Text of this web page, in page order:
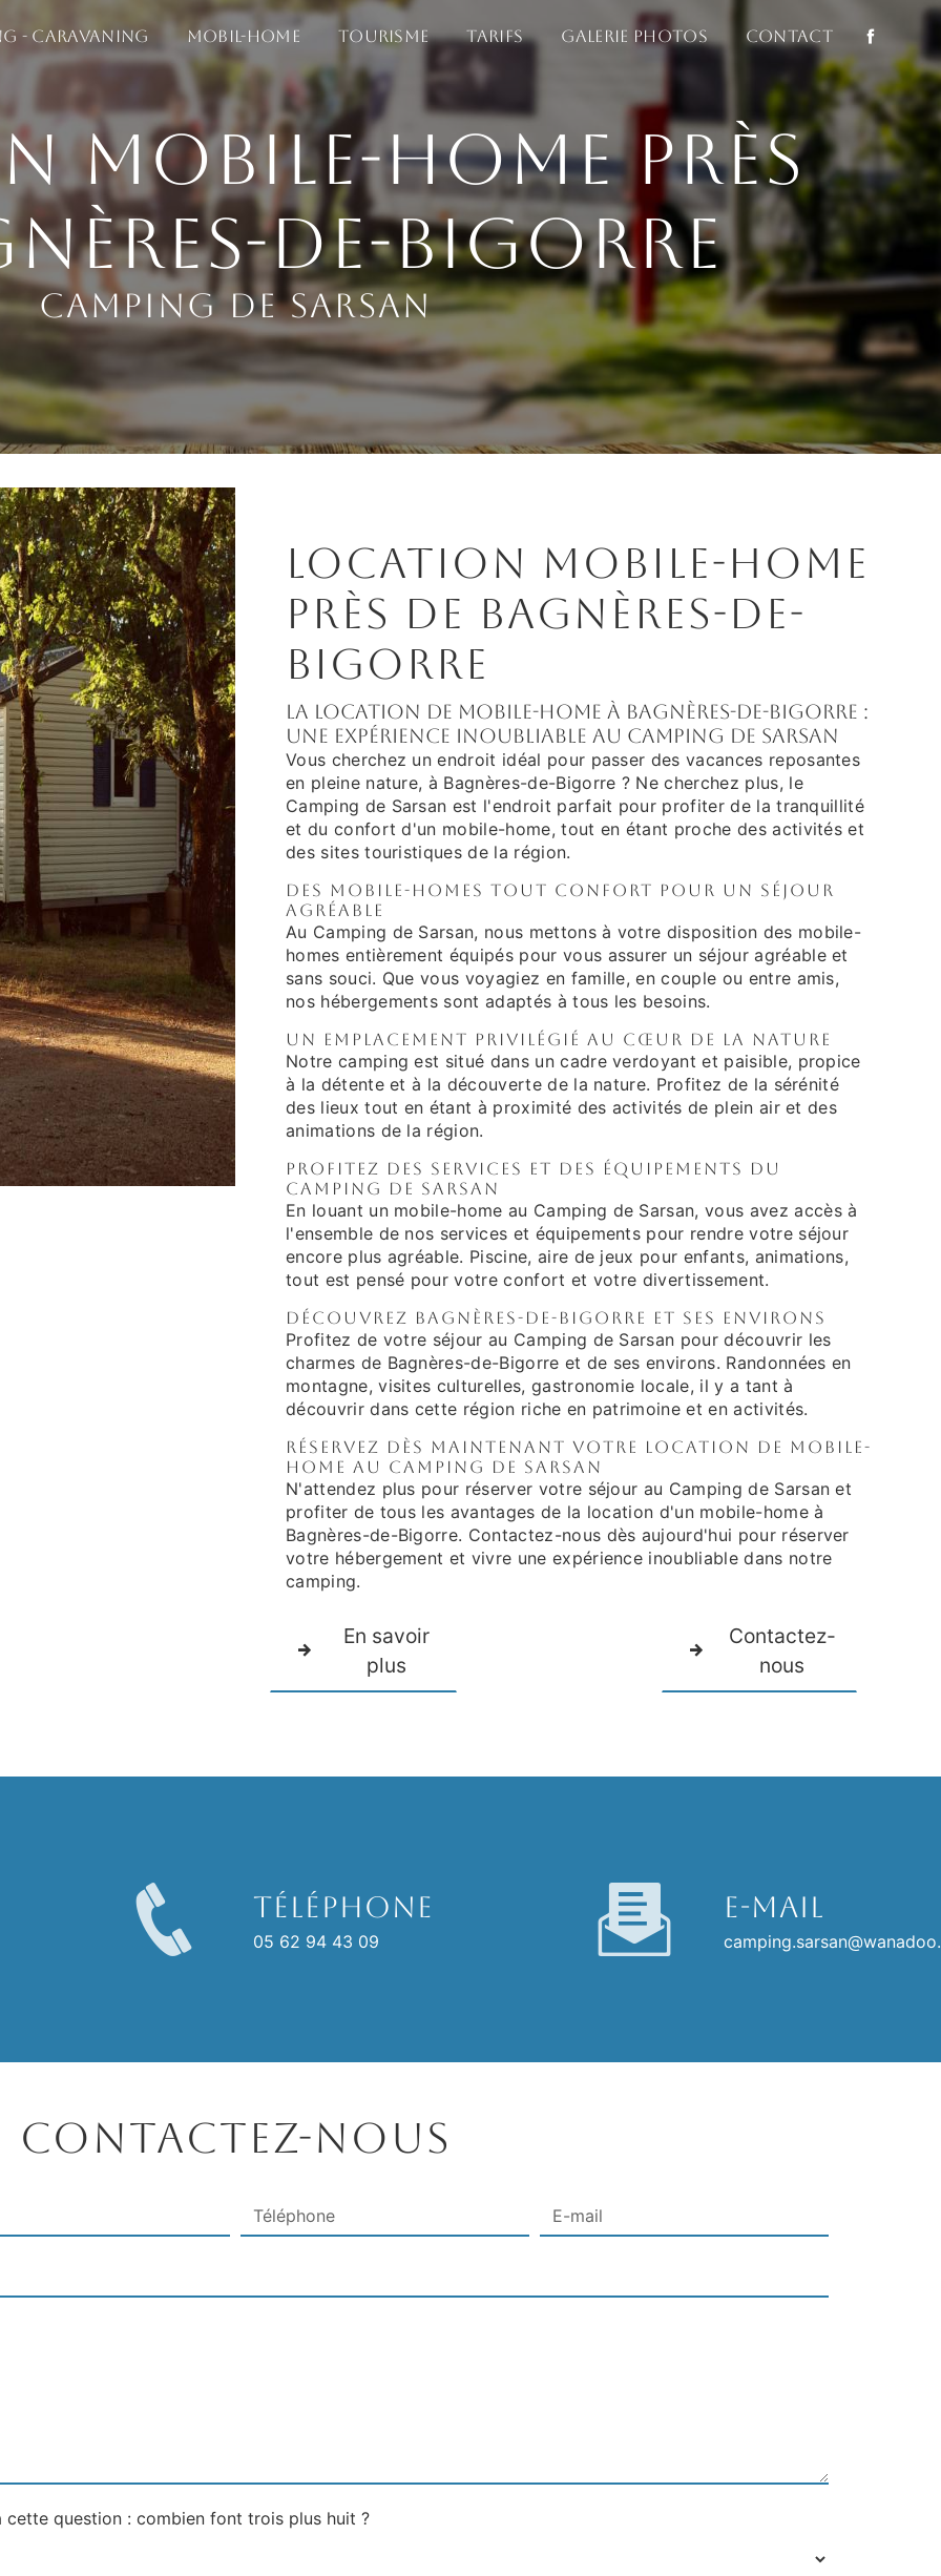
- Caravaning Mobil-home Tourisme Tarifs Galerie photos Contact
mobile-home près
de-Bigorre
Camping de Sarsan
Location mobile-home
près de Bagnères-de-
Bigorre
La location de mobile-home à Bagnères-de-Bigorre :
une expérience inoubliable au Camping de Sarsan
Vous cherchez un endroit idéal pour passer des vacances reposantes
en pleine nature, à Bagnères-de-Bigorre ? Ne cherchez plus, le
Camping de Sarsan est l'endroit parfait pour profiter de la tranquillité
et du confort d'un mobile-home, tout en étant proche des activités et
des sites touristiques de la région.
Des mobile-homes tout confort pour un séjour
agréable
Au Camping de Sarsan, nous mettons à votre disposition des mobile-
homes entièrement équipés pour vous assurer un séjour agréable et
sans souci. Que vous voyagiez en famille, en couple ou entre amis,
nos hébergements sont adaptés à tous les besoins.
Un emplacement privilégié au cœur de la nature
Notre camping est situé dans un cadre verdoyant et paisible, propice
à la détente et à la découverte de la nature. Profitez de la sérénité
des lieux tout en étant à proximité des activités de plein air et des
animations de la région.
Profitez des services et des équipements du
Camping de Sarsan
En louant un mobile-home au Camping de Sarsan, vous avez accès à
l'ensemble de nos services et équipements pour rendre votre séjour
encore plus agréable. Piscine, aire de jeux pour enfants, animations,
tout est pensé pour votre confort et votre divertissement.
Découvrez Bagnères-de-Bigorre et ses environs
Profitez de votre séjour au Camping de Sarsan pour découvrir les
charmes de Bagnères-de-Bigorre et de ses environs. Randonnées en
montagne, visites culturelles, gastronomie locale, il y a tant à
découvrir dans cette région riche en patrimoine et en activités.
Réservez dès maintenant votre location de mobile-
home au Camping de Sarsan
N'attendez plus pour réserver votre séjour au Camping de Sarsan et
profiter de tous les avantages de la location d'un mobile-home à
Bagnères-de-Bigorre. Contactez-nous dès aujourd'hui pour réserver
votre hébergement et vivre une expérience inoubliable dans notre
camping.
En savoir
plus
Contactez-
nous
Téléphone
05 62 94 43 09
E-mail
Contactez-nous
question : combien font trois plus huit ?